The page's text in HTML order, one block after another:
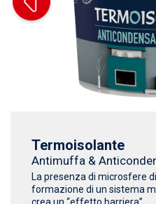
Termoisolante
Antimuffa &
La presenza di microsfere
formazione di un sistema